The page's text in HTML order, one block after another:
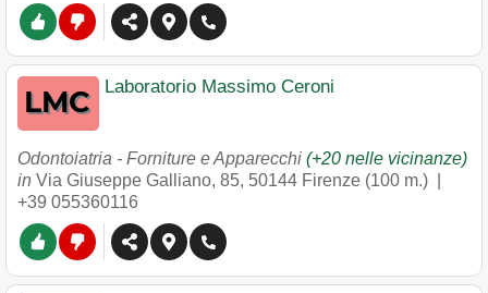
Laboratorio Massimo Ceroni
Odontoiatria - Forniture e Apparecchi (+20 nelle vicinanze)
in Via Giuseppe Galliano, 85, 50144 Firenze (100 m.) |
+39 055360116